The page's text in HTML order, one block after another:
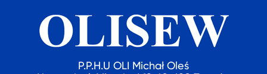
P.P.H.U OLI Michał Oleś